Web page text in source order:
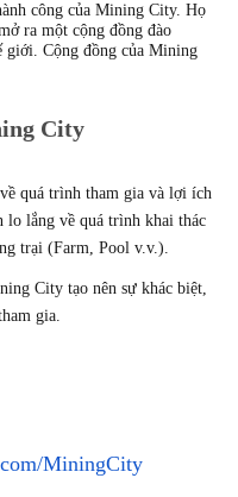
công của Mining City. Họ
ra một cộng đồng đào
Cộng đồng của Mining
City
quá trình tham gia và lợi ích
lo lắng về quá trình khai thác
trại (Farm, Pool v.v.).
City tạo nên sự khác biệt,
gia.
MiningCity